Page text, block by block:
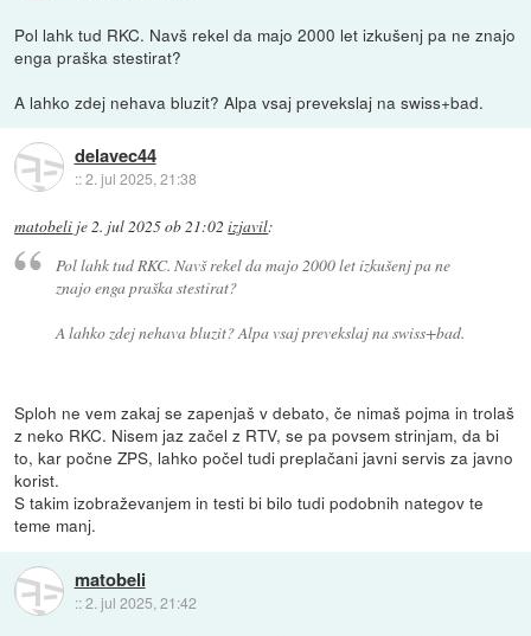
Pol lahk tud RKC. Navš rekel da majo 2000 let izkušenj pa ne znajo
enga praška stestirat?
A lahko zdej nehava bluzit? Alpa vsaj prevekslaj na swiss+bad.
delavec44
::2. jul 2025, 21:38
matobeli je2. jul 2025 ob 21:02 izjavil:
Pol lahk tud RKC. Navš rekel da majo 2000 let izkušenj pa ne
znajo enga praška stestirat?
A lahko zdej nehava bluzit? Alpa vsaj prevekslaj na swiss+bad.
Sploh ne vem zakaj se zapenjaš v debato, če nimaš pojma in trolaš
z neko RKC. Nisem jaz začel z RTV, se pa povsem strinjam, da bi
to, kar počne ZPS, lahko počel tudi preplačani javni servis za javno
korist.
S takim izobraževanjem in testi bi bilo tudi podobnih nategov te
teme manj.
matobeli
::2. jul 2025, 21:42